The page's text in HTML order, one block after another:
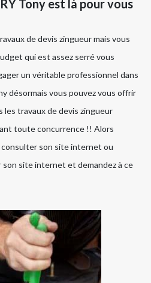
Tony est là pour vous
de devis zingueur mais vous
qui est assez serré vous
un véritable professionnel dans
désormais vous pouvez vous offrir
les travaux de devis zingueur
toute concurrence !! Alors
son site internet ou
site internet et demandez à ce